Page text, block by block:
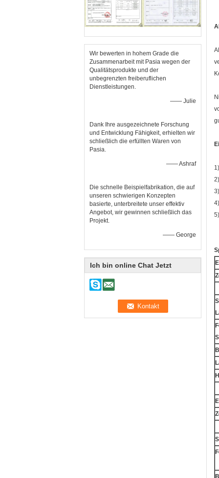
Wir bewerten in hohem Grade die
Zusammenarbeit mit Pasia wegen der
Qualitätsprodukte und der
unbegrenzten freiberuflichen
Dienstleistungen.
—— Julie
Dank Ihre ausgezeichnete Forschung
und Entwicklung Fähigkeit, erhielten wir
schließlich die erfüllten Waren von
Pasia.
—— Ashraf
Die schnelle Beispielfabrikation, die auf
unseren schwierigen Konzepten
basierte, unterbreitete unser effektiv
Angebot, wir gewinnen schließlich das
Projekt.
—— George
Ich bin online Chat Jetzt